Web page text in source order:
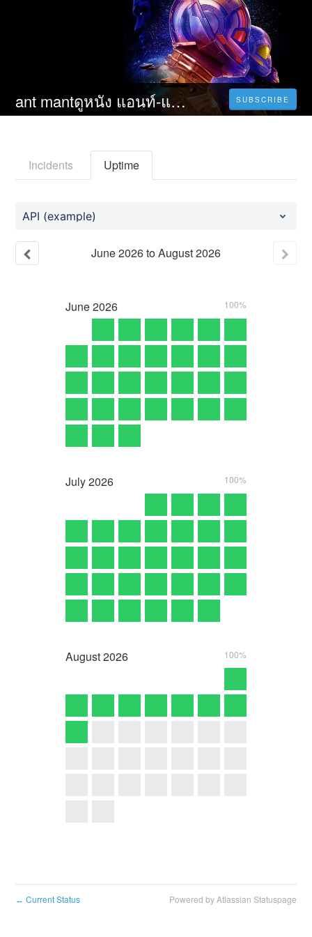
ant mantดูหนัง แอนท์‑แมน และ เดอะ วอสพ์ ตะลุยมิติควอนตัม (2023) Ant-Man and the Wasp: Quantumania พากย์ ไทย เต็ม เรื่อง HD SUBSCRIBE
Incidents Uptime
API (example)
June2026toAugust2026
June2026 100%
July2026 100%
August2026 100%
← Current Status Powered by Atlassian Statuspage